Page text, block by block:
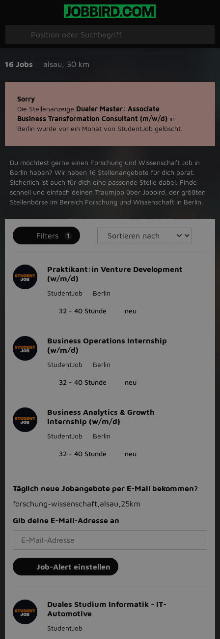
16 Jobs alsau 30 km
Sorry
Die Stellenanzeige Dualer Master: Associate
Business Transformation Consultant (m/w/d) in
Berlin wurde vor ein Monat von StudentJob gelöscht.
Du möchtest gerne einen Forschung und Wissenschaft Job in
‪Berlin‬ haben? Wir haben ‪16‬ Stellenangebote für dich parat.
Sicherlich ist auch für dich eine passende Stelle dabei. Finde
schnell und einfach deinen Traumjob über ‪Jobbird‬, der größten
Stellenbörse im Bereich Forschung und Wissenschaft in ‪Berlin‬.
Filters 1
Praktikant:in Venture Development
(w/m/d)
StudentJob Berlin
32 - 40 Stunde neu
Business Operations Internship
(w/m/d)
StudentJob Berlin
32 - 40 Stunde neu
Business Analytics & Growth
Internship (w/m/d)
StudentJob Berlin
32 - 40 Stunde neu
Täglich neue Jobangebote per E-Mail bekommen?
forschung-wissenschaft,alsau,25km
Gib deine E-Mail-Adresse an
Job-Alert einstellen
Duales Studium Informatik - IT-
Automotive
StudentJob